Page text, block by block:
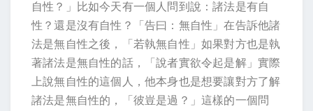
自性？」比如今天有一個人問到說：諸法是有自
性？還是沒有自性？「告曰：無自性」在告訴他諸
法是無自性之後，「若執無自性」如果對方也是執
著諸法是無自性的話，「說者實欲令起是解」實際
上說無自性的這個人，他本身也是想要讓對方了解
諸法是無自性的，「彼豈是過？」這樣的一個問